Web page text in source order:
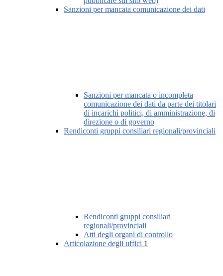
Sanzioni per mancata comunicazione dei dati
Sanzioni per mancata o incompleta
comunicazione dei dati da parte dei titolari
di incarichi politici, di amministrazione, di
direzione o di governo
Rendiconti gruppi consiliari regionali/provinciali
Rendiconti gruppi consiliari
regionali/provinciali
Atti degli organi di controllo
Articolazione degli uffici 1